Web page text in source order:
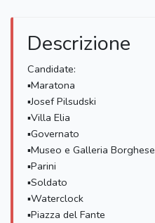
Descrizione
Candidate:
▪Maratona
▪Josef Pilsudski
▪Villa Elia
▪Governato
▪Museo e Galleria Borghese
▪Parini
▪Soldato
▪Waterclock
▪Piazza del Fante